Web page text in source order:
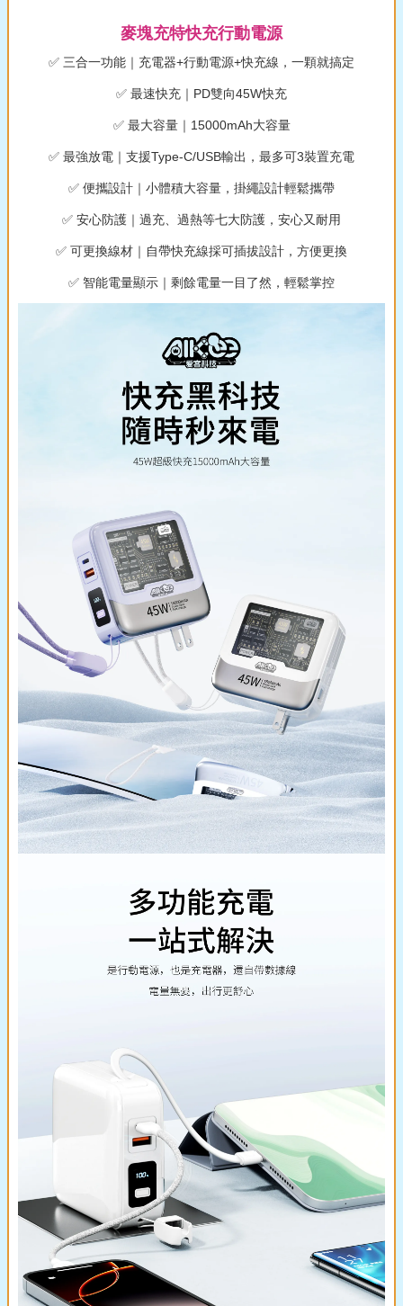
麥塊充特快充行動電源
✅ 三合一功能｜充電器+行動電源+快充線，一顆就搞定
✅ 最速快充｜PD雙向45W快充
✅ 最大容量｜15000mAh大容量
✅ 最強放電｜支援Type-C/USB輸出，最多可3裝置充電
✅ 便攜設計｜小體積大容量，掛繩設計輕鬆攜帶
✅ 安心防護｜過充、過熱等七大防護，安心又耐用
✅ 可更換線材｜自帶快充線採可插拔設計，方便更換
✅ 智能電量顯示｜剩餘電量一目了然，輕鬆掌控